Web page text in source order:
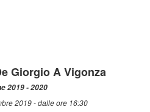
Giorgio A Vigonza
2019 - 2020
2019 - dalle ore 16:30